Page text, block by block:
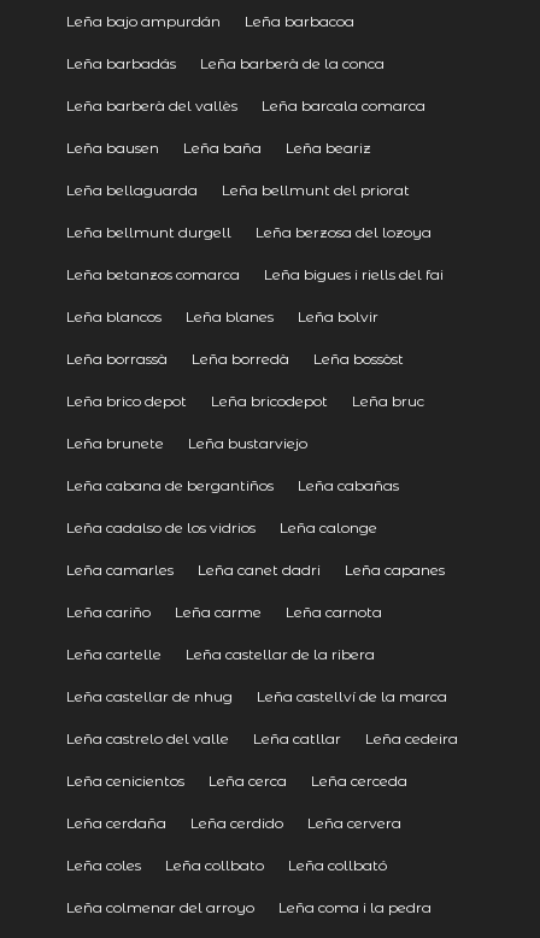
Leña bajo ampurdán Leña barbacoa
Leña barbadás Leña barberà de la conca
Leña barberà del vallès Leña barcala comarca
Leña bausen Leña baña Leña beariz
Leña bellaguarda Leña bellmunt del priorat
Leña bellmunt durgell Leña berzosa del lozoya
Leña betanzos comarca Leña bigues i riells del fai
Leña blancos Leña blanes Leña bolvir
Leña borrassà Leña borredà Leña bossòst
Leña brico depot Leña bricodepot Leña bruc
Leña brunete Leña bustarviejo
Leña cabana de bergantiños Leña cabañas
Leña cadalso de los vidrios Leña calonge
Leña camarles Leña canet dadri Leña capanes
Leña cariño Leña carme Leña carnota
Leña cartelle Leña castellar de la ribera
Leña castellar de nhug Leña castellví de la marca
Leña castrelo del valle Leña catllar Leña cedeira
Leña cenicientos Leña cerca Leña cerceda
Leña cerdaña Leña cerdido Leña cervera
Leña coles Leña collbato Leña collbató
Leña colmenar del arroyo Leña coma i la pedra